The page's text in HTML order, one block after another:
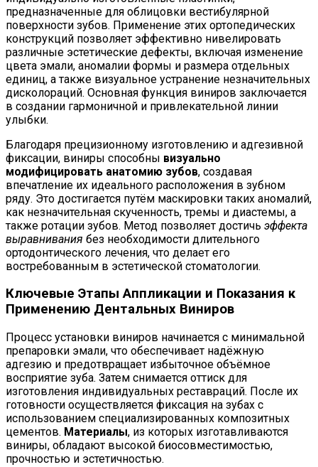
предназначенные для облицовки вестибулярной
поверхности зубов. Применение этих ортопедических
конструкций позволяет эффективно нивелировать
различные эстетические дефекты, включая изменение
цвета эмали, аномалии формы и размера отдельных
единиц, а также визуальное устранение незначительных
дисколораций. Основная функция виниров заключается
в создании гармоничной и привлекательной линии
улыбки.
Благодаря прецизионному изготовлению и адгезивной
фиксации, виниры способны визуально
модифицировать анатомию зубов, создавая
впечатление их идеального расположения в зубном
ряду. Это достигается путём маскировки таких аномалий,
как незначительная скученность, тремы и диастемы, а
также ротации зубов. Метод позволяет достичь эффекта
выравнивания без необходимости длительного
ортодонтического лечения, что делает его
востребованным в эстетической стоматологии.
Ключевые Этапы Аппликации и Показания к
Применению Дентальных Виниров
Процесс установки виниров начинается с минимальной
препаровки эмали, что обеспечивает надёжную
адгезию и предотвращает избыточное объёмное
восприятие зуба. Затем снимается оттиск для
изготовления индивидуальных реставраций. После их
готовности осуществляется фиксация на зубах с
использованием специализированных композитных
цементов. Материалы, из которых изготавливаются
виниры, обладают высокой биосовместимостью,
прочностью и эстетичностью.